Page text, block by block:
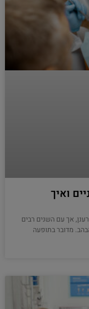
ואיך
אך עם השנים רבים
מדובר בתופעה